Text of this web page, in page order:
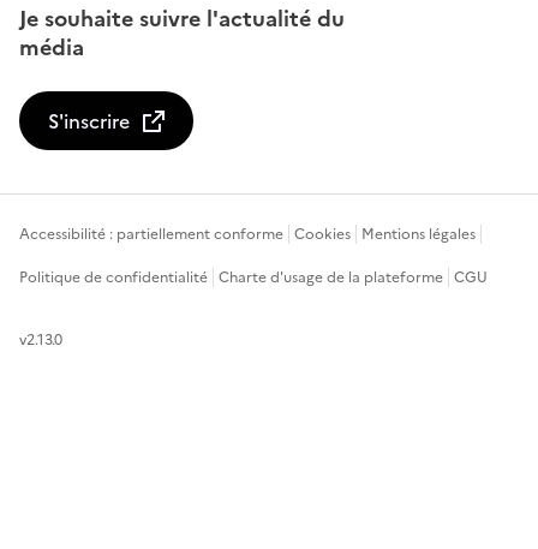
Je souhaite suivre l'actualité du
média
S'inscrire
Accessibilité : partiellement conforme Cookies Mentions légales
Politique de confidentialité Charte d'usage de la plateforme CGU
v2.13.0